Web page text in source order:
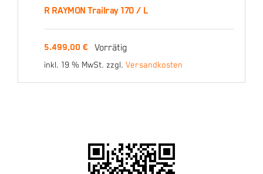
L
5.499,00€
R RAYMON Trailray 170 / L
5.499,00€ Vorrätig
inkl. 19 % MwSt. zzgl.Versandkosten